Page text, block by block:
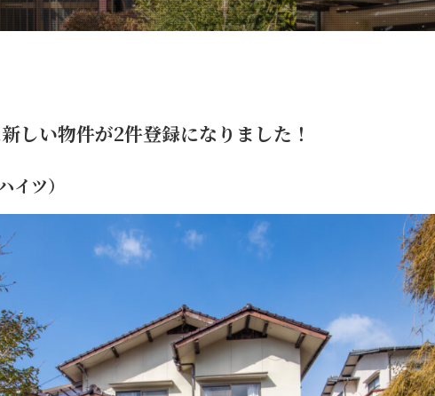
しい物件が2件登録になりました！
イツ）